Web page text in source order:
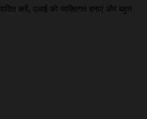
करें, एआई को व्यक्तिगत बनाएं और बहुत